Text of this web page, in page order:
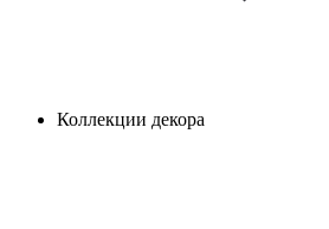
Коллекции декора